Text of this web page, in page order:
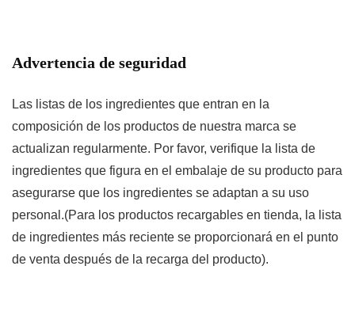
Advertencia de seguridad
Las listas de los ingredientes que entran en la
composición de los productos de nuestra marca se
actualizan regularmente. Por favor, verifique la lista de
ingredientes que figura en el embalaje de su producto para
asegurarse que los ingredientes se adaptan a su uso
personal.(Para los productos recargables en tienda, la lista
de ingredientes más reciente se proporcionará en el punto
de venta después de la recarga del producto).